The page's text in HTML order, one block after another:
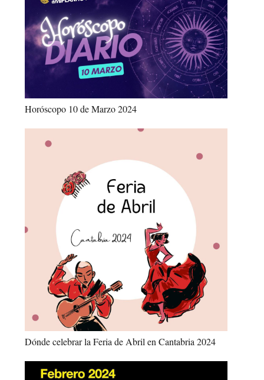
Horóscopo 10 de Marzo 2024
Dónde celebrar la Feria de Abril en Cantabria 2024